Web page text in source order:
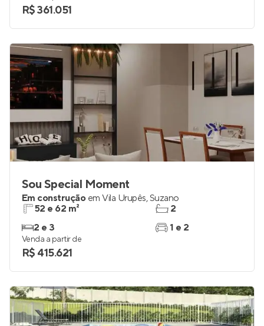
R$ 361.051
Sou Special Moment
Em construção em Vila Urupês,Suzano
52 e 62 m²
2 e 3
2
1 e 2
Venda a partir de
R$ 415.621